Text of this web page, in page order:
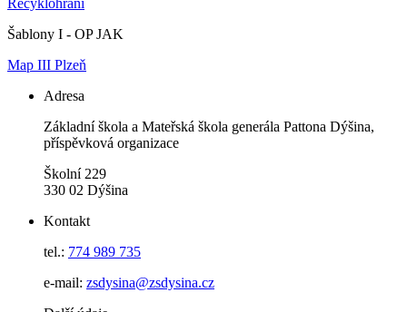
Recyklohraní
Šablony I - OP JAK
Map III Plzeň
Adresa
Základní škola a Mateřská škola generála Pattona Dýšina,
příspěvková organizace
Školní 229
330 02 Dýšina
Kontakt
tel.: 774 989 735
e-mail: zsdysina@zsdysina.cz